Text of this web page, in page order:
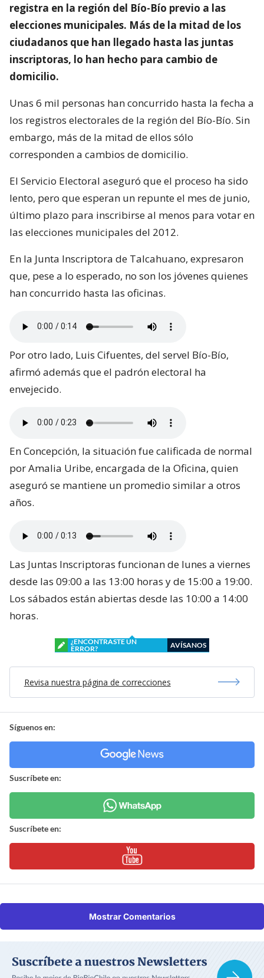
registra en la región del Bío-Bío previo a las
elecciones municipales. Más de la mitad de los
ciudadanos que han llegado hasta las juntas
inscriptoras, lo han hecho para cambio de
domicilio.
Unas 6 mil personas han concurrido hasta la fecha a
los registros electorales de la región del Bío-Bío. Sin
embargo, más de la mitad de ellos sólo
corresponden a cambios de domicilio.
El Servicio Electoral aseguró que el proceso ha sido
lento, pero que esperan un repunte el mes de junio,
último plazo para inscribirse al menos para votar en
las elecciones municipales del 2012.
En la Junta Inscriptora de Talcahuano, expresaron
que, pese a lo esperado, no son los jóvenes quienes
han concurrido hasta las oficinas.
Por otro lado, Luis Cifuentes, del servel Bío-Bío,
afirmó además que el padrón electoral ha
envejecido.
En Concepción, la situación fue calificada de normal
por Amalia Uribe, encargada de la Oficina, quien
aseguró se mantiene un promedio similar a otros
años.
Las Juntas Inscriptoras funcionan de lunes a viernes
desde las 09:00 a las 13:00 horas y de 15:00 a 19:00.
Los sábados están abiertas desde las 10:00 a 14:00
horas.
¿ENCONTRASTE UN
ERROR?
AVÍSANOS
Revisa nuestra página de correcciones
Síguenos en:
Suscríbete en:
Suscríbete en:
Mostrar Comentarios